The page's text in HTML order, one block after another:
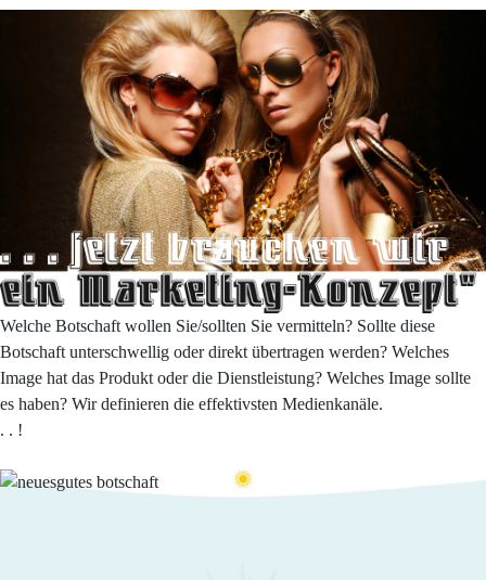
Welche Botschaft wollen Sie/sollten Sie vermitteln? Sollte diese
Botschaft unterschwellig oder direkt übertragen werden? Welches
Image hat das Produkt oder die Dienstleistung? Welches Image sollte
es haben? Wir definieren die effektivsten Medienkanäle.
. . !